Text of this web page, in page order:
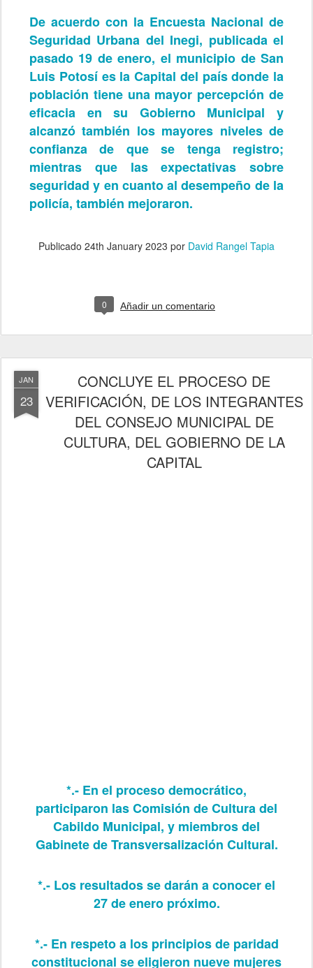
De acuerdo con la Encuesta Nacional de
Seguridad Urbana del Inegi, publicada el
pasado 19 de enero, el municipio de San
Luis Potosí es la Capital del país donde la
población tiene una mayor percepción de
eficacia en su Gobierno Municipal y
alcanzó también los mayores niveles de
confianza de que se tenga registro;
mientras que las expectativas sobre
seguridad y en cuanto al desempeño de la
policía, también mejoraron.
Publicado 24th January 2023 por David Rangel Tapia
0 Añadir un comentario
JAN
23
CONCLUYE EL PROCESO DE
VERIFICACIÓN, DE LOS INTEGRANTES
DEL CONSEJO MUNICIPAL DE
CULTURA, DEL GOBIERNO DE LA
CAPITAL
*.- En el proceso democrático,
participaron las Comisión de Cultura del
Cabildo Municipal, y miembros del
Gabinete de Transversalización Cultural.
*.- Los resultados se darán a conocer el
27 de enero próximo.
*.- En respeto a los principios de paridad
constitucional se eligieron nueve mujeres